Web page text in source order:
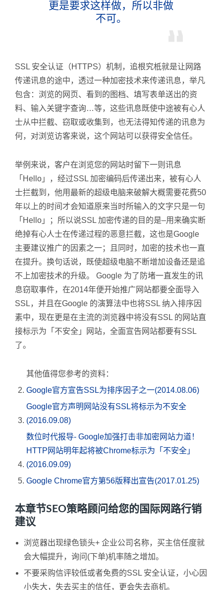
更是要求这样做，所以非做
不可。
SSL 安全认证（HTTPS）机制，追根究柢就是让网路
传递讯息的途中，透过一种加密技术来传递讯息，举凡
包含：浏览的网页、看到的图档、填写表单送出的资
料、输入关键字查询…等，这些讯息既使中途被有心人
士从中拦截、窃取或收集到，也无法得知传递的讯息为
何，对浏览访客来说，这个网站可以获得安全信任。
举例来说，客户在浏览您的网站时留下一则讯息
「Hello」，经过SSL 加密编码后传递出来，被有心人
士拦截到，他用最新的超级电脑来破解大概需要花费50
年以上的时间才会知道原来当时所输入的文字只是一句
「Hello」；所以说SSL 加密传递的目的是–用来确实断
绝掉有心人士在传递过程的恶意拦截，这也是Google
主要建议推广的因素之一；且同时，加密的技术也一直
在提升。换句话说，既使超级电脑不断增加设备还是追
不上加密技术的升级。 Google 为了防堵一直发生的讯
息窃取事件，在2014年便开始推广网站都要全面导入
SSL，并且在Google 的演算法中也将SSL 纳入排序因
素中，现在更是在主流的浏览器中将没有SSL 的网站直
接标示为「不安全」网站，全面宣告网站都要有SSL
了。
其他值得您参考的资料：
Google官方宣告SSL为排序因子之一(2014.08.06)
Google官方声明网站没有SSL将标示为不安全
(2016.09.08)
数位时代报导- Google加强打击非加密网站力道！
HTTP网站明年起将被Chrome标示为「不安全」
(2016.09.09)
Google Chrome官方第56版释出宣告(2017.01.25)
本章节SEO策略顾问给您的国际网路行销
建议
浏览器出现绿色锁头+ 企业公司名称，买主信任度就
会大幅提升，询问(下单)机率随之增加。
不要采购信评较低或者免费的SSL 安全认证，小心因
小失大，失去买主的信任，更会失去商机。